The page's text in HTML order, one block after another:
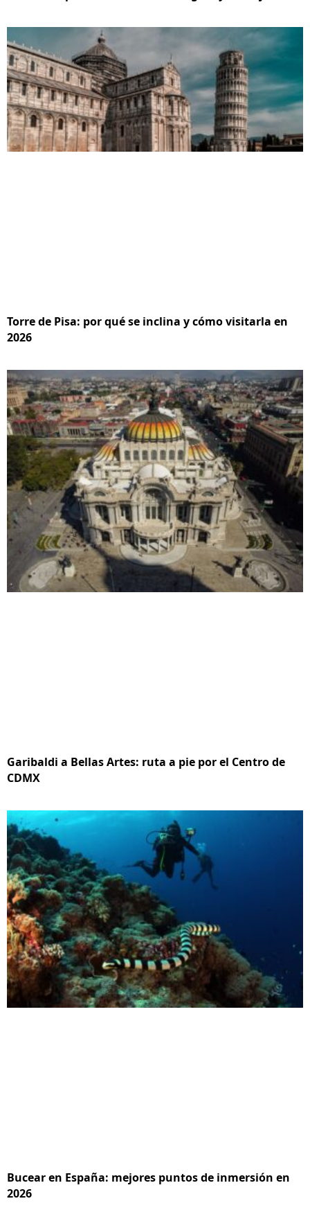
Torre de Pisa: por qué se inclina y cómo visitarla en
2026
Garibaldi a Bellas Artes: ruta a pie por el Centro de
CDMX
Bucear en España: mejores puntos de inmersión en
2026